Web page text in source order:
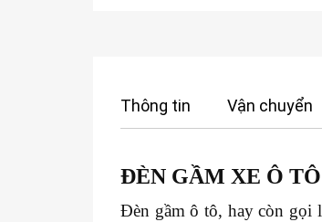
Thông tin Vận chuyển
ĐÈN GẦM XE Ô TÔ
Đèn gầm ô tô, hay còn gọi